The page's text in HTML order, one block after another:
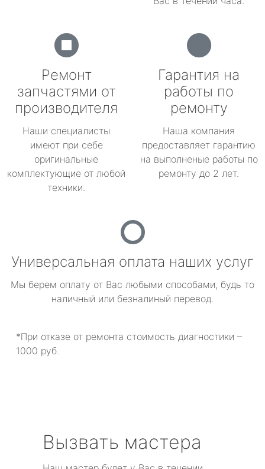
Ремонт
запчастями от
производителя
Наши специалисты
имеют при себе
оригинальные
комплектующие от любой
техники.
Гарантия на
работы по
ремонту
Наша компания
предоставляет гарантию
на выполненые работы по
ремонту до 2 лет.
Универсальная оплата наших услуг
Мы берем оплату от Вас любыми способами, будь то
наличный или безналиный перевод.
*При отказе от ремонта стоимость диагностики –
1000 руб.
Вызвать мастера